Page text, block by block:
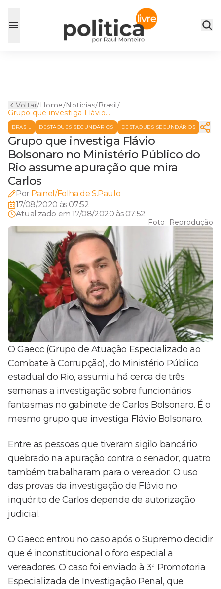
Voltar/Home/Noticias/Brasil/
Grupo que investiga Flávio
Bolsonaro no Ministério
Público do Rio assume
apuração que mira Carlos
BRASIL DESTAQUES SECUNDÁRIOS DESTAQUES SECUNDÁRIOS
Grupo que investiga Flávio
Bolsonaro no Ministério Público do
Rio assume apuração que mira
Carlos
Por Painel/Folha de S.Paulo
17/08/2020 às 07:52
Atualizado em17/08/2020 às 07:52
Foto: Reprodução
O Gaecc (Grupo de Atuação Especializado ao
Combate à Corrupção), do Ministério Público
estadual do Rio, assumiu há cerca de três
semanas a investigação sobre funcionários
fantasmas no gabinete de Carlos Bolsonaro. É o
mesmo grupo que investiga Flávio Bolsonaro.
Entre as pessoas que tiveram sigilo bancário
quebrado na apuração contra o senador, quatro
também trabalharam para o vereador. O uso
das provas da investigação de Flávio no
inquérito de Carlos depende de autorização
judicial.
O Gaecc entrou no caso após o Supremo decidir
que é inconstitucional o foro especial a
vereadores. O caso foi enviado à 3ª Promotoria
Especializada de Investigação Penal, que